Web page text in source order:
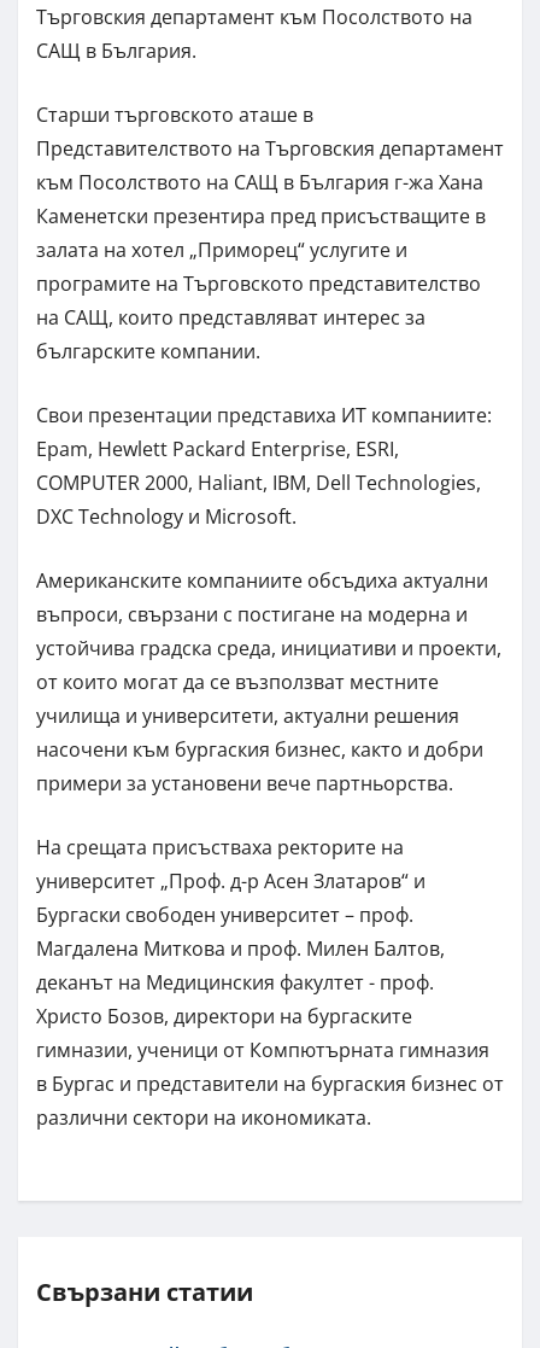
Търговския департамент към Посолството на
САЩ в България.
Старши търговското аташе в
Представителството на Търговския департамент
към Посолството на САЩ в България г-жа Хана
Каменетски презентира пред присъстващите в
залата на хотел „Приморец“ услугите и
програмите на Търговското представителство
на САЩ, които представляват интерес за
българските компании.
Свои презентации представиха ИТ компаниите:
Epam, Hewlett Packard Enterprise, ESRI,
COMPUTER 2000, Haliant, IBM, Dell Technologies,
DXC Technology и Microsoft.
Американските компаниите обсъдиха актуални
въпроси, свързани с постигане на модерна и
устойчива градска среда, инициативи и проекти,
от които могат да се възползват местните
училища и университети, актуални решения
насочени към бургаския бизнес, както и добри
примери за установени вече партньорства.
На срещата присъстваха ректорите на
университет „Проф. д-р Асен Златаров“ и
Бургаски свободен университет – проф.
Магдалена Миткова и проф. Милен Балтов,
деканът на Медицинския факултет - проф.
Христо Бозов, директори на бургаските
гимназии, ученици от Компютърната гимназия
в Бургас и представители на бургаския бизнес от
различни сектори на икономиката.
Свързани статии